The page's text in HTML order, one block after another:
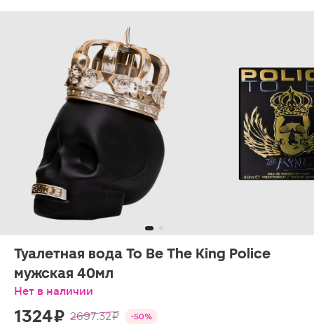
Туалетная вода To Be The King Police
мужская 40мл
Нет в наличии
1324 ₽ 2697.32 ₽ -50%